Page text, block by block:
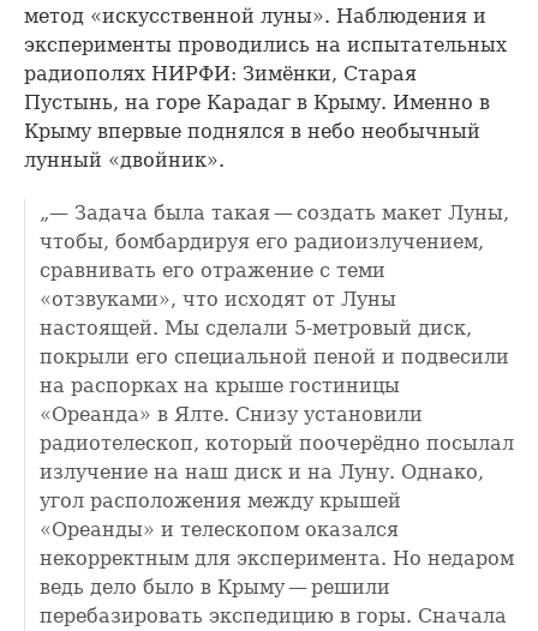
метод «искусственной луны». Наблюдения и
эксперименты проводились на испытательных
радиополях НИРФИ: Зимёнки, Старая
Пустынь, на горе Карадаг в Крыму. Именно в
Крыму впервые поднялся в небо необычный
лунный «двойник».
„— Задача была такая — создать макет Луны,
чтобы, бомбардируя его радиоизлучением,
сравнивать его отражение с теми
«отзвуками», что исходят от Луны
настоящей. Мы сделали 5-метровый диск,
покрыли его специальной пеной и подвесили
на распорках на крыше гостиницы
«Ореанда» в Ялте. Снизу установили
радиотелескоп, который поочерёдно посылал
излучение на наш диск и на Луну. Однако,
угол расположения между крышей
«Ореанды» и телескопом оказался
некорректным для эксперимента. Но недаром
ведь дело было в Крыму — решили
перебазировать экспедицию в горы. Сначала